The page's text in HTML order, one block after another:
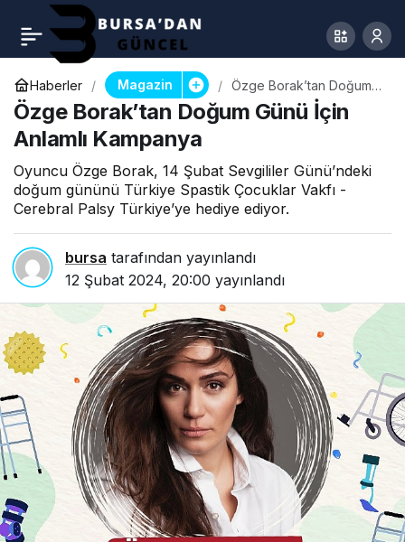
Haberler Magazin
Özge Borak’tan Doğum
Günü İçin Anlamlı
Kampanya
Özge Borak’tan Doğum Günü İçin
Anlamlı Kampanya
Oyuncu Özge Borak, 14 Şubat Sevgililer Günü’ndeki
doğum gününü Türkiye Spastik Çocuklar Vakfı -
Cerebral Palsy Türkiye’ye hediye ediyor.
bursa tarafından yayınlandı
12 Şubat 2024, 20:00 yayınlandı